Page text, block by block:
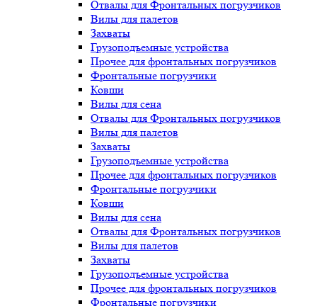
Отвалы для Фронтальных погрузчиков
Вилы для палетов
Захваты
Грузоподъемные устройства
Прочее для фронтальных погрузчиков
Фронтальные погрузчики
Ковши
Вилы для сена
Отвалы для Фронтальных погрузчиков
Вилы для палетов
Захваты
Грузоподъемные устройства
Прочее для фронтальных погрузчиков
Фронтальные погрузчики
Ковши
Вилы для сена
Отвалы для Фронтальных погрузчиков
Вилы для палетов
Захваты
Грузоподъемные устройства
Прочее для фронтальных погрузчиков
Фронтальные погрузчики